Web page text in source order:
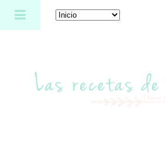
Las recetas